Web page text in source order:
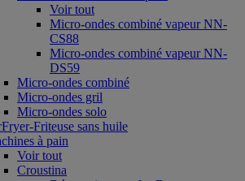
Voir tout
Micro-ondes combiné vapeur NN-
CS88
Micro-ondes combiné vapeur NN-
DS59
Micro-ondes combiné
Micro-ondes gril
Micro-ondes solo
Friteuse sans huile
à pain
Voir tout
Croustina